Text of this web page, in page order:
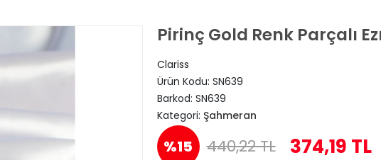
Pirinç Gold Renk Parçalı
Clariss
Ürün Kodu: SN639
Barkod: SN639
Kategori: Şahmeran
%15 440,22 TL 374,19 TL